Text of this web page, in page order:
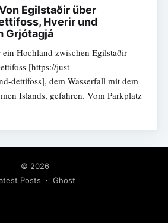
Egilstaðir über
Hverir und
Grjótagjá
Hochland zwischen Egilstaðir
[https://just-
dettifoss], dem Wasserfall mit dem
Islands, gefahren. Vom Parkplatz
© 2026
Posts
Ghost